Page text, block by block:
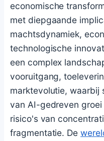
economische
met diepgaande
machtsdynamiek,
technologische
een complex
vooruitgang,
marktevolutie, waarbij
van AI-gedreven
risico's van
fragmentatie. De